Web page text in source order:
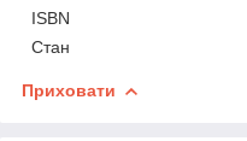
ISBN
Стан
Приховати